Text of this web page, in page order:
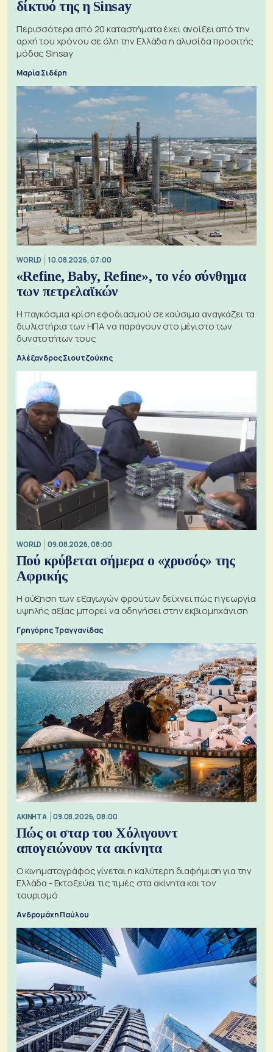
δίκτυό της η Sinsay
Περισσότερα από 20 καταστήματα έχει ανοίξει από την
αρχή του χρόνου σε όλη την Ελλάδα η αλυσίδα προσιτής
μόδας Sinsay
Μαρία Σιδέρη
WORLD 10.08.2026, 07:00
«Refine, Baby, Refine», το νέο σύνθημα
των πετρελαϊκών
Η παγκόσμια κρίση εφοδιασμού σε καύσιμα αναγκάζει τα
διυλιστήρια των ΗΠΑ να παράγουν στο μέγιστο των
δυνατοτήτων τους
Αλέξανδρος Σιουτζούκης
WORLD 09.08.2026, 08:00
Πού κρύβεται σήμερα ο «χρυσός» της
Αφρικής
Η αύξηση των εξαγωγών φρούτων δείχνει πώς η γεωργία
υψηλής αξίας μπορεί να οδηγήσει στην εκβιομηχάνιση
Γρηγόρης Τραγγανίδας
ΑΚΙΝΗΤΑ 09.08.2026, 08:00
Πώς οι σταρ του Χόλιγουντ
απογειώνουν τα ακίνητα
Ο κινηματογράφος γίνεται η καλύτερη διαφήμιση για την
Ελλάδα - Εκτοξεύει τις τιμές στα ακίνητα και τον
τουρισμό
Ανδρομάχη Παύλου